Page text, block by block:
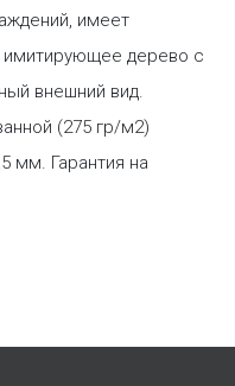
имеет
имитирующее дерево с
внешний вид.
(275 гр/м2)
мм. Гарантия на